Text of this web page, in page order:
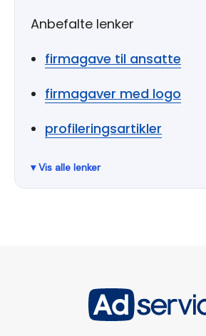
Anbefalte lenker
firmagave til ansatte
firmagaver med logo
profileringsartikler